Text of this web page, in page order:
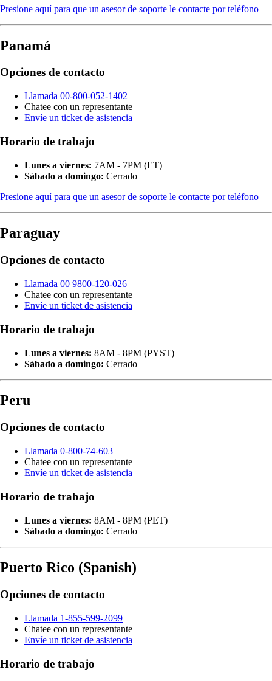
Presione aquí para que un asesor de soporte le contacte por teléfono
Panamá
Opciones de contacto
Llamada 00-800-052-1402
Chatee con un representante
Envíe un ticket de asistencia
Horario de trabajo
Lunes a viernes: 7AM - 7PM (ET)
Sábado a domingo: Cerrado
Presione aquí para que un asesor de soporte le contacte por teléfono
Paraguay
Opciones de contacto
Llamada 00 9800-120-026
Chatee con un representante
Envíe un ticket de asistencia
Horario de trabajo
Lunes a viernes: 8AM - 8PM (PYST)
Sábado a domingo: Cerrado
Peru
Opciones de contacto
Llamada 0-800-74-603
Chatee con un representante
Envíe un ticket de asistencia
Horario de trabajo
Lunes a viernes: 8AM - 8PM (PET)
Sábado a domingo: Cerrado
Puerto Rico (Spanish)
Opciones de contacto
Llamada 1-855-599-2099
Chatee con un representante
Envíe un ticket de asistencia
Horario de trabajo